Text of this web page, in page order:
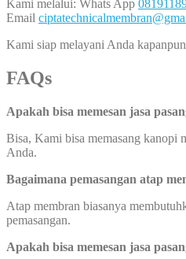
Kami melalui: Whats App
Email
Kami siap melayani Anda
FAQs
Apakah bisa memesan jasa
Bisa, Kami bisa memasang kanopi
Anda.
Bagaimana pemasangan atap
Atap membran biasanya
pemasangan.
Apakah bisa memesan jasa